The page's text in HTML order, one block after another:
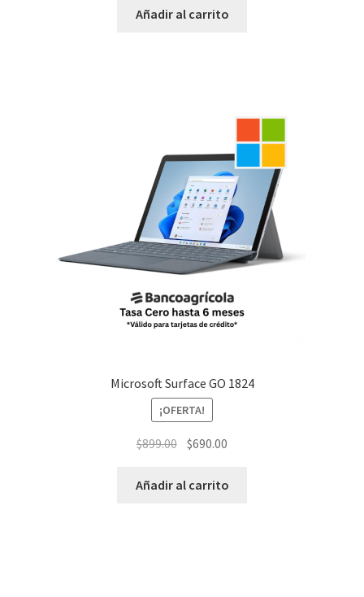
original
Añadir al carrito
Microsoft Surface GO 1824
¡OFERTA!
$899.00 El
original
$690.00
actual
Añadir al carrito